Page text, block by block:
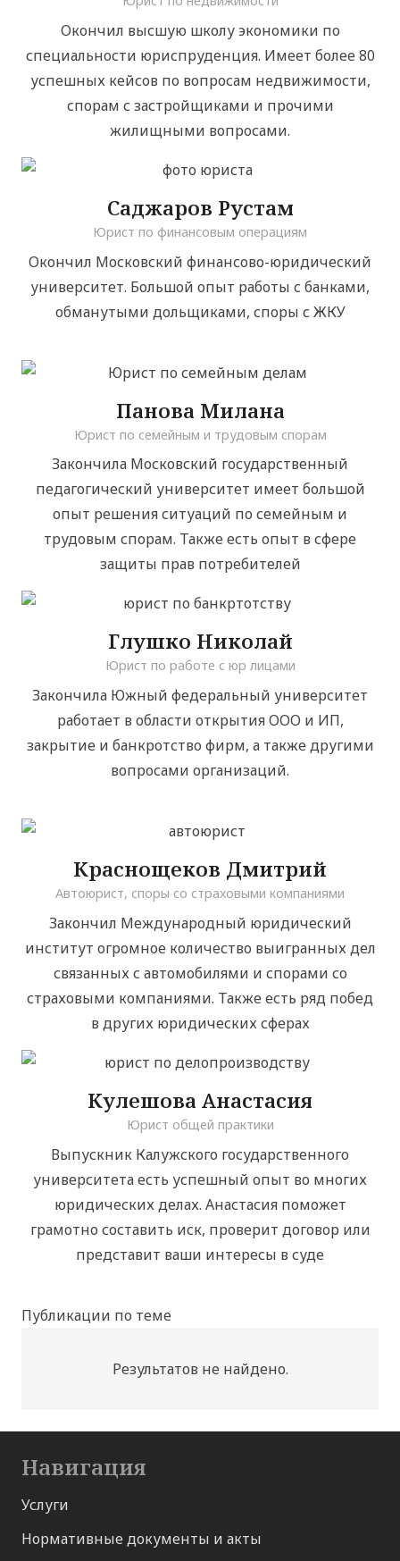
Окончил высшую школу экономики по
специальности юриспруденция. Имеет более 80
успешных кейсов по вопросам недвижимости,
спорам с застройщиками и прочими
жилищными вопросами.
Саджаров Рустам
Юрист по финансовым операциям
Окончил Московский финансово-юридический
университет. Большой опыт работы с банками,
обманутыми дольщиками, споры с ЖКУ
Панова Милана
Юрист по семейным и трудовым спорам
Закончила Московский государственный
педагогический университет имеет большой
опыт решения ситуаций по семейным и
трудовым спорам. Также есть опыт в сфере
защиты прав потребителей
Глушко Николай
Юрист по работе с юр лицами
Закончила Южный федеральный университет
работает в области открытия ООО и ИП,
закрытие и банкротство фирм, а также другими
вопросами организаций.
Краснощеков Дмитрий
Автоюрист, споры со страховыми компаниями
Закончил Международный юридический
институт огромное количество выигранных дел
связанных с автомобилями и спорами со
страховыми компаниями. Также есть ряд побед
в других юридических сферах
Кулешова Анастасия
Юрист общей практики
Выпускник Калужского государственного
университета есть успешный опыт во многих
юридических делах. Анастасия поможет
грамотно составить иск, проверит договор или
представит ваши интересы в суде
Публикации по теме
Результатов не найдено.
Навигация
Услуги
Нормативные документы и акты